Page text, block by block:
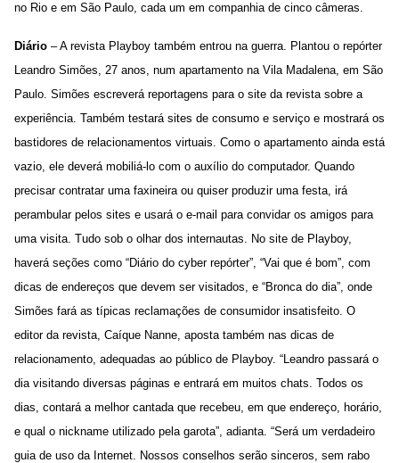
no Rio e em São Paulo, cada um em companhia de cinco câmeras.
Diário – A revista Playboy também entrou na guerra. Plantou o repórter
Leandro Simões, 27 anos, num apartamento na Vila Madalena, em São
Paulo. Simões escreverá reportagens para o site da revista sobre a
experiência. Também testará sites de consumo e serviço e mostrará os
bastidores de relacionamentos virtuais. Como o apartamento ainda está
vazio, ele deverá mobiliá-lo com o auxílio do computador. Quando
precisar contratar uma faxineira ou quiser produzir uma festa, irá
perambular pelos sites e usará o e-mail para convidar os amigos para
uma visita. Tudo sob o olhar dos internautas. No site de Playboy,
haverá seções como “Diário do cyber repórter”, “Vai que é bom”, com
dicas de endereços que devem ser visitados, e “Bronca do dia”, onde
Simões fará as típicas reclamações de consumidor insatisfeito. O
editor da revista, Caíque Nanne, aposta também nas dicas de
relacionamento, adequadas ao público de Playboy. “Leandro passará o
dia visitando diversas páginas e entrará em muitos chats. Todos os
dias, contará a melhor cantada que recebeu, em que endereço, horário,
e qual o nickname utilizado pela garota”, adianta. “Será um verdadeiro
guia de uso da Internet. Nossos conselhos serão sinceros, sem rabo